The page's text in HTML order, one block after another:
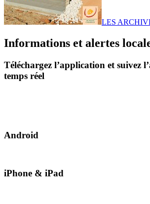
LES
Informations et alertes
Téléchargez l’application et suivez
temps réel
Android
iPhone & iPad